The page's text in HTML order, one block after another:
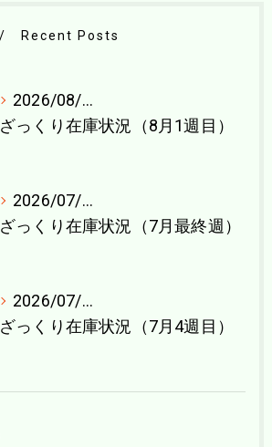
Recent Posts
2026/08/04
ざっくり在庫状況（8月1週目）
2026/07/27
ざっくり在庫状況（7月最終週）
2026/07/21
ざっくり在庫状況（7月4週目）